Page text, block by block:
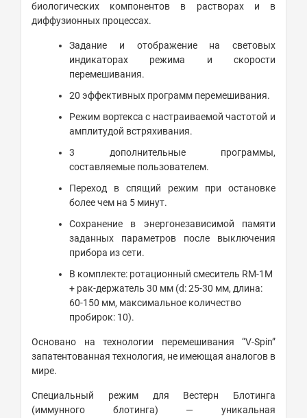
биологических компонентов в растворах и в
диффузионных процессах.
Задание и отображение на световых
индикаторах режима и скорости
перемешивания.
20 эффективных программ перемешивания.
Режим вортекса с настраиваемой частотой и
амплитудой встряхивания.
3 дополнительные программы,
составляемые пользователем.
Переход в спящий режим при остановке
более чем на 5 минут.
Сохранение в энергонезависимой памяти
заданных параметров после выключения
прибора из сети.
В комплекте: ротационный смеситель RM-1M
+ рак-держатель 30 мм (d: 25-30 мм, длина:
60-150 мм, максимальное количество
пробирок: 10).
Основано на технологии перемешивания “V-Spin”
запатентованная технология, не имеющая аналогов в
мире.
Специальный режим для Вестерн Блотинга
(иммунного блотинга) — уникальная